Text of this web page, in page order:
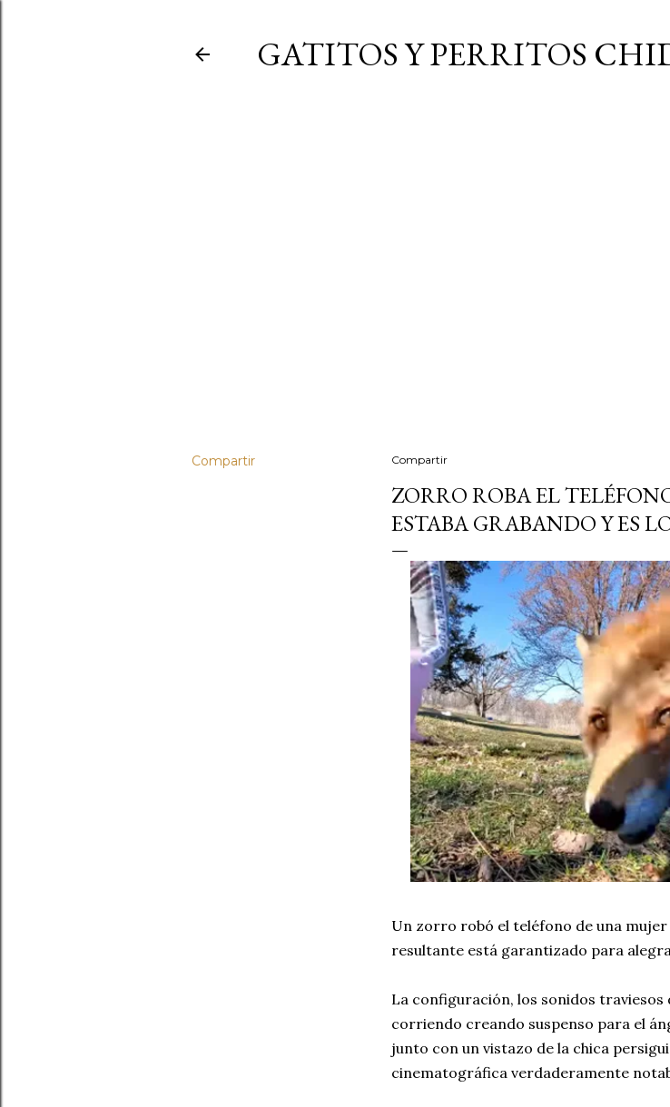
GATITOS Y PERRITOS
Compartir Compartir
ZORRO ROBA EL
ESTABA GRABANDO Y ES
Un zorro robó el teléfono de una
resultante está garantizado para
La configuración, los sonidos
corriendo creando suspenso para el
junto con un vistazo de la chica
cinematográfica verdaderamente